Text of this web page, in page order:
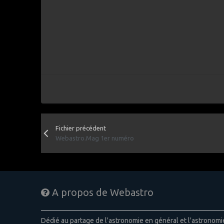
Fichier précédent
Webastro.Mag 1er numéro
A propos de Webastro
Dédié au partage de l'astronomie en général et